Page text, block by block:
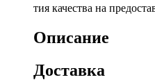
Гарантия качества на
Описание
Доставка